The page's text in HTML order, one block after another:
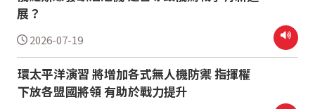
展？
2026-07-19
環太平洋演習 將增加各式無人機防禦 指揮權
下放各盟國將領 有助於戰力提升